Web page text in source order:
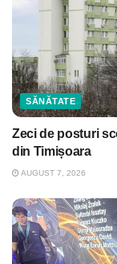
SĂNĂTATE
Zeci de posturi
din Timișoara
AUGUST 7, 2026